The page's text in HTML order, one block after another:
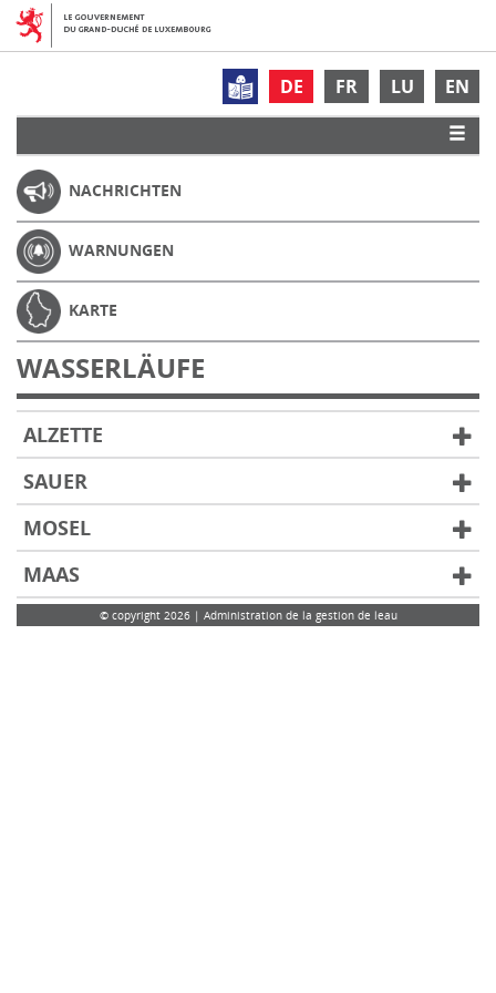
DE FR LU EN
NACHRICHTEN
WARNUNGEN
KARTE
WASSERLÄUFE
ALZETTE
SAUER
MOSEL
MAAS
© copyright 2026 | Administration de la gestion de leau